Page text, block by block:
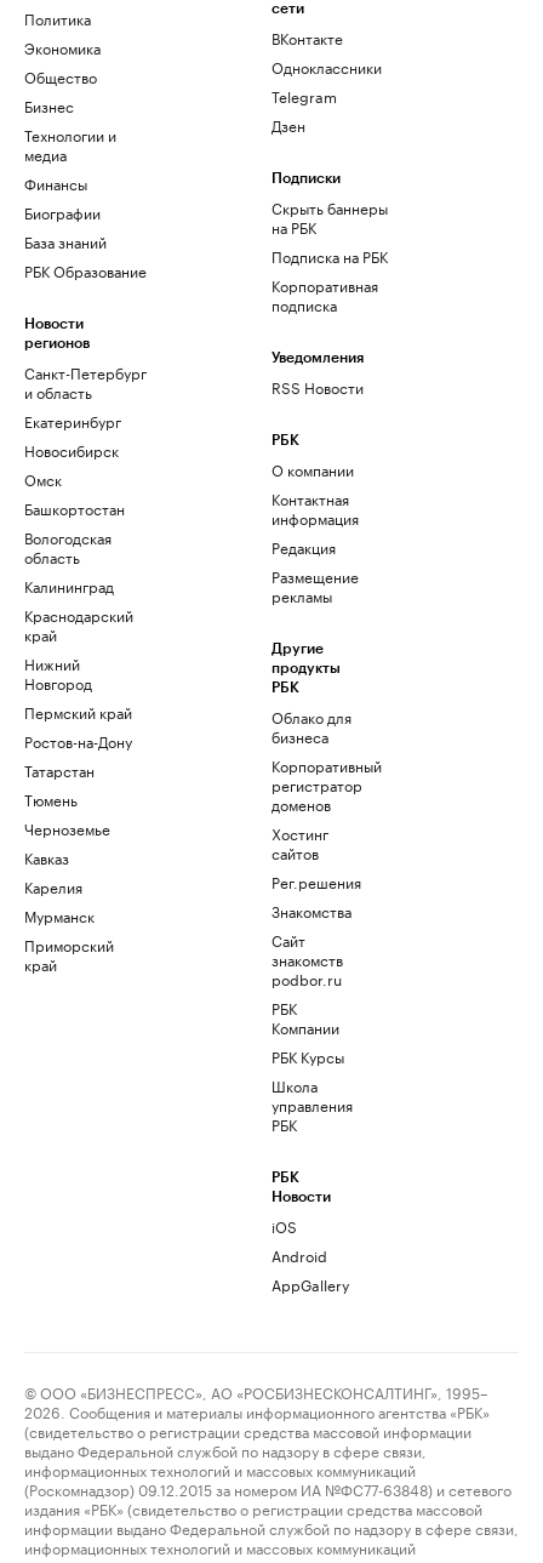
Политика
Экономика
Общество
Бизнес
Технологии и
медиа
Финансы
Биографии
База знаний
РБК Образование
Новости
регионов
Санкт-Петербург
и область
Екатеринбург
Новосибирск
Омск
Башкортостан
Вологодская
область
Калининград
Краснодарский
край
Нижний
Новгород
Пермский край
Ростов-на-Дону
Татарстан
Тюмень
Черноземье
Кавказ
Карелия
Мурманск
Приморский
край
сети
ВКонтакте
Одноклассники
Telegram
Дзен
Подписки
Скрыть баннеры
на РБК
Подписка на РБК
Корпоративная
подписка
Уведомления
RSS Новости
РБК
О компании
Контактная
информация
Редакция
Размещение
рекламы
Другие
продукты
РБК
Облако для
бизнеса
Корпоративный
регистратор
доменов
Хостинг
сайтов
Рег.решения
Знакомства
Сайт
знакомств
podbor.ru
РБК
Компании
РБК Курсы
Школа
управления
РБК
РБК
Новости
iOS
Android
AppGallery
© ООО «БИЗНЕСПРЕСС», АО «РОСБИЗНЕСКОНСАЛТИНГ», 1995–
2026. Сообщения и материалы информационного агентства «РБК»
(свидетельство о регистрации средства массовой информации
выдано Федеральной службой по надзору в сфере связи,
информационных технологий и массовых коммуникаций
(Роскомнадзор) 09.12.2015 за номером ИА №ФС77-63848) и сетевого
издания «РБК» (свидетельство о регистрации средства массовой
информации выдано Федеральной службой по надзору в сфере связи,
информационных технологий и массовых коммуникаций